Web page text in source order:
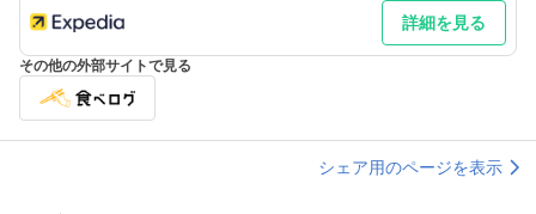
詳細を見る
その他の外部サイトで見る
シェア用のページを表示